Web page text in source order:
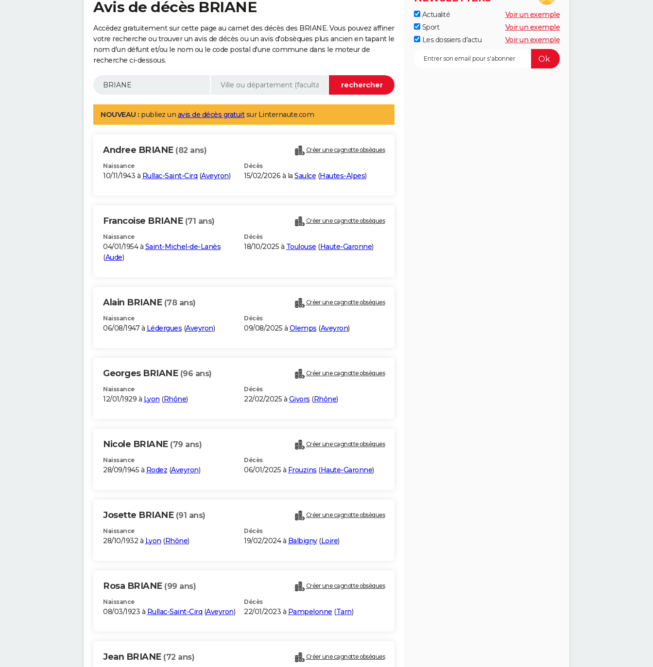
Avis de décès BRIANE
Accédez gratuitement sur cette page au carnet des décès des BRIANE. Vous pouvez affiner
votre recherche ou trouver un avis de décès ou un avis d'obsèques plus ancien en tapant le
nom d'un défunt et/ou le nom ou le code postal d'une commune dans le moteur de
recherche ci-dessous.
NOUVEAU : publiez un avis de décès gratuitsur Linternaute.com
Andree BRIANE (82 ans) Créer une cagnotte obsèques
Naissance
10/11/1943 à Rullac-Saint-Cirq (Aveyron)
Décès
15/02/2026 à la Saulce (Hautes-Alpes)
Francoise BRIANE (71 ans) Créer une cagnotte obsèques
Naissance
04/01/1954 à Saint-Michel-de-Lanès
(Aude)
Décès
18/10/2025 à Toulouse (Haute-Garonne)
Alain BRIANE (78 ans) Créer une cagnotte obsèques
Naissance
06/08/1947 à Lédergues (Aveyron)
Décès
09/08/2025 à Olemps (Aveyron)
Georges BRIANE (96 ans) Créer une cagnotte obsèques
Naissance
12/01/1929 à Lyon (Rhône)
Décès
22/02/2025 à Givors (Rhône)
Nicole BRIANE (79 ans) Créer une cagnotte obsèques
Naissance
28/09/1945 à Rodez (Aveyron)
Décès
06/01/2025 à Frouzins (Haute-Garonne)
Josette BRIANE (91 ans) Créer une cagnotte obsèques
Naissance
28/10/1932 à Lyon (Rhône)
Décès
19/02/2024 à Balbigny(Loire)
Rosa BRIANE (99 ans) Créer une cagnotte obsèques
Naissance
08/03/1923 à Rullac-Saint-Cirq (Aveyron)
Décès
22/01/2023 à Pampelonne (Tarn)
Jean BRIANE (72 ans) Créer une cagnotte obsèques
Actualité
Voir un exemple
Sport
Voir un exemple
Les dossiers d'actu
Voir un exemple